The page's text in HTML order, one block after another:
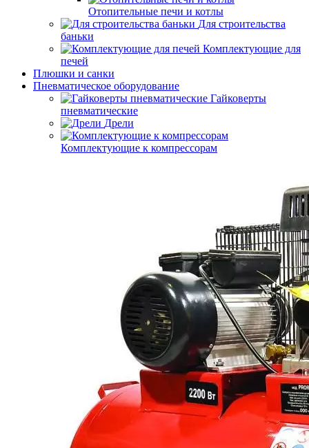
Отопительные печи и котлы
Для строительства
баньки
Комплектующие для
печей
Плюшки и санки
Пневматическое оборудование
Гайковерты
пневматические
Дрели
Комплектующие к компрессорам